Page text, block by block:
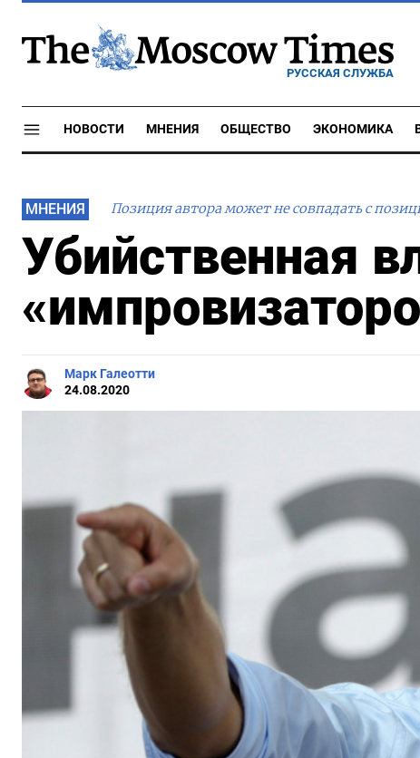
РУССКАЯ СЛУЖБА
НОВОСТИ МНЕНИЯ ОБЩЕСТВО ЭКОНОМИКА
МНЕНИЯ Позиция автора может не совпадать с
Убийственная
Марк Галеотти
24.08.2020